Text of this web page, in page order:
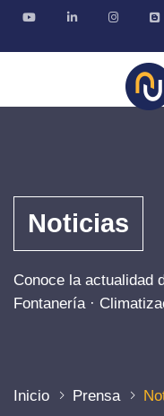
Noticias
Conoce la actualidad
Fontanería ·
Inicio Prensa